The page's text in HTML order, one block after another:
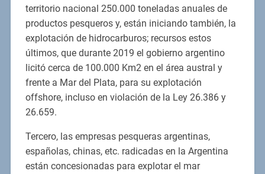
territorio nacional 250.000 toneladas anuales de
productos pesqueros y, están iniciando también, la
explotación de hidrocarburos; recursos estos
últimos, que durante 2019 el gobierno argentino
licitó cerca de 100.000 Km2 en el área austral y
frente a Mar del Plata, para su explotación
offshore, incluso en violación de la Ley 26.386 y
26.659.
Tercero, las empresas pesqueras argentinas,
españolas, chinas, etc. radicadas en la Argentina
están concesionadas para explotar el mar